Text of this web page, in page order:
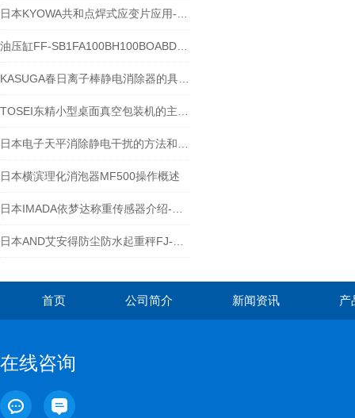
日本横滨理化消泡器MF500操作概述
首页 公司简介 新闻资讯 产
在线咨询